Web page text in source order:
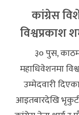
कांग्रेस
विश्वप्रकाश
३० पुस,
महाधिवेशनमा
उम्मेदवारी
आइतबारदेखि